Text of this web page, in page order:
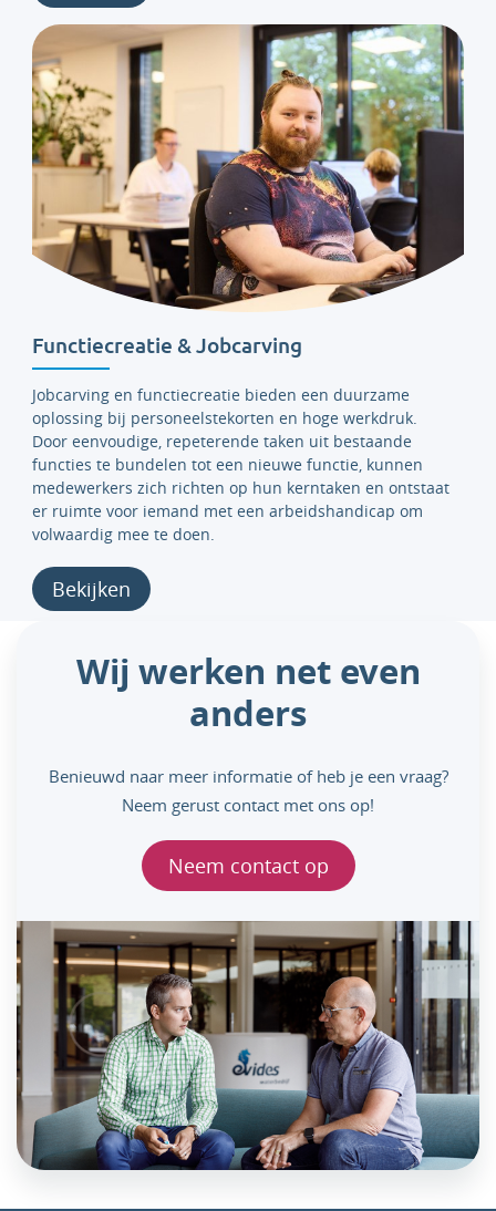
Functiecreatie & Jobcarving
Jobcarving en functiecreatie bieden een duurzame
oplossing bij personeelstekorten en hoge werkdruk.
Door eenvoudige, repeterende taken uit bestaande
functies te bundelen tot een nieuwe functie, kunnen
medewerkers zich richten op hun kerntaken en ontstaat
er ruimte voor iemand met een arbeidshandicap om
volwaardig mee te doen.
Bekijken
Wij werken net even
anders
Benieuwd naar meer informatie of heb je een vraag?
Neem gerust contact met ons op!
Neem contact op